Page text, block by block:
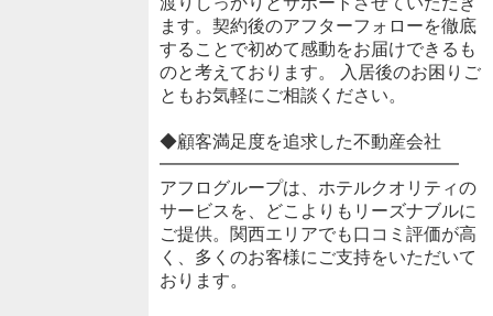
ます。契約後のアフターフォローを徹底
することで初めて感動をお届けできるも
のと考えております。 入居後のお困りご
ともお気軽にご相談ください。
◆顧客満足度を追求した不動産会社
━━━━━━━━━━━━━━━━━
アフログループは、ホテルクオリティの
サービスを、どこよりもリーズナブルに
ご提供。関西エリアでも口コミ評価が高
く、多くのお客様にご支持をいただいて
おります。